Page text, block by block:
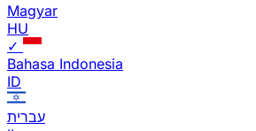
Magyar
HU
✓
Bahasa Indonesia
ID
עברית